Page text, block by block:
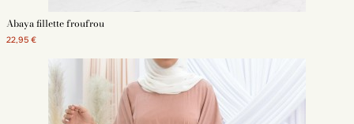
Abaya fillette froufrou
22,95 €